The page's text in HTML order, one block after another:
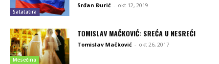
Satatatira
Srđan Đurić - okt 12, 2019
Mesečina
TOMISLAV MAČKOVIĆ: SREĆA U NESREĆI
Tomislav Mačković - okt 26, 2017